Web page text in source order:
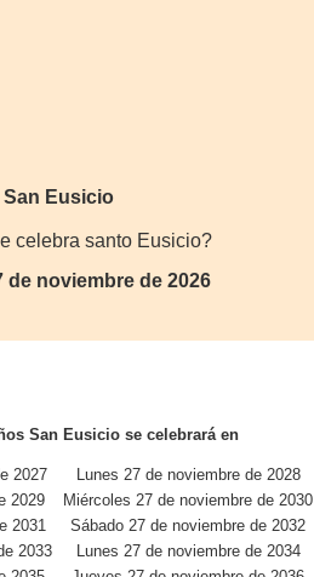
San Eusicio
celebra santo Eusicio?
de noviembre de 2026
San Eusicio se celebrará en
2027
Lunes 27 de noviembre de 2028
2029
Miércoles 27 de noviembre de 2030
2031
Sábado 27 de noviembre de 2032
2033
Lunes 27 de noviembre de 2034